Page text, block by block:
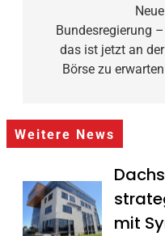
Neue
Bundesregierung –
das ist jetzt an der
Börse zu erwarten
Weitere News
mit